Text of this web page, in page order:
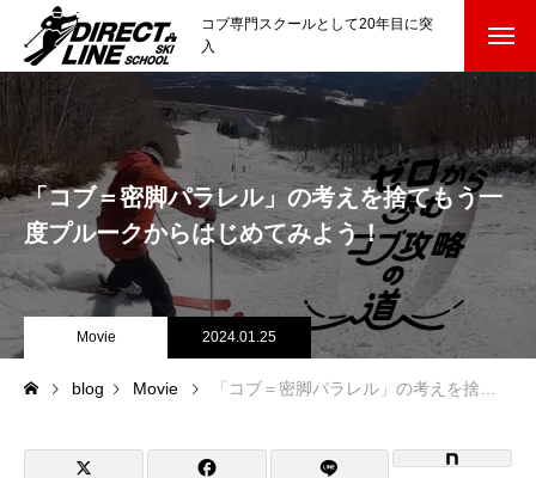
コブ専門スクールとして20年目に突
入
スクールについて知る Directline Ski School
コンセプトと開催スキー場
参加までの流れ
レッスン料金
参加費のお支払い
各会場の集合場所
スキー場から選ぶ Ski Area
「コブ＝密脚パラレル」の考えを捨てもう一
度プルークからはじめてみよう！
Movie 2024.01.25
blog Movie 「コブ＝密脚パラレル」の考えを捨てもう一度プルークからはじめてみよう！